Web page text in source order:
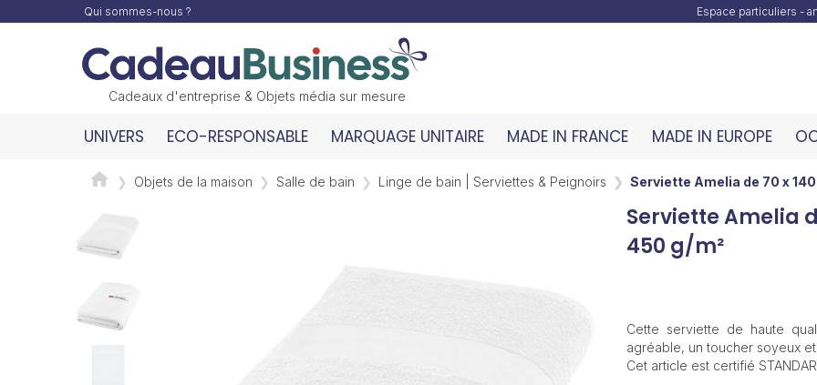
Qui sommes-nous ? Espace particuliers -
Cadeaux d'entreprise & Objets média sur mesure
UNIVERS ECO-RESPONSABLE MARQUAGE UNITAIRE MADE IN FRANCE MADE IN EUROPE
Objets de la maison Salle de bain Linge de bain | Serviettes & Peignoirs Serviette Amelia de 70 x
Serviette Amelia
450 g/m²
Cette serviette de haute
agréable, un toucher soyeux
Cet article est certifié